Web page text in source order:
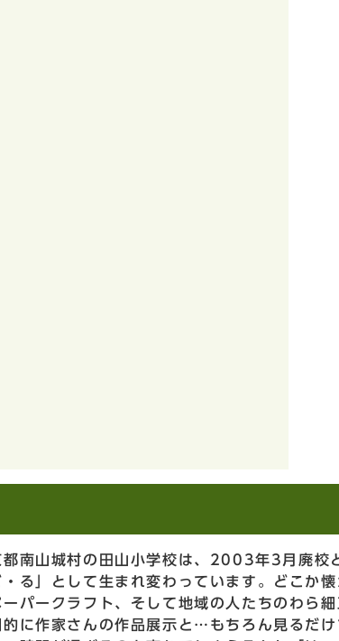
都南山城村の田山小学校は、2003年3月廃校
る」として生まれ変わっています。どこか
パークラフト、そして地域の人たちのわら
に作家さんの作品展示と…もちろん見るだ